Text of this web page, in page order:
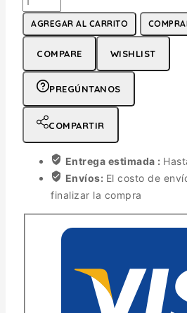
AGREGAR AL CARRITO
COMPARE WISHLIST
PREGÚNTANOS
COMPARTIR
Entrega estimada :
Envíos: El costo de
finalizar la compra